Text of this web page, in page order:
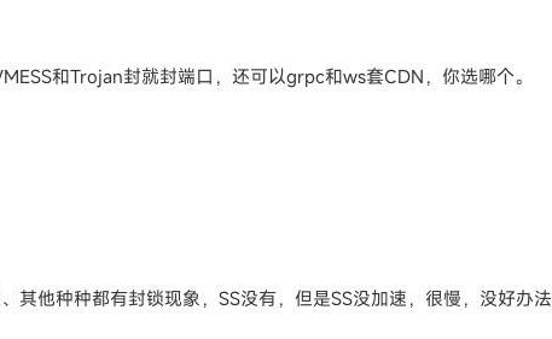
和Trojan封就封端口，还可以grpc和ws套CDN，你选哪个。
其他种种都有封锁现象，SS没有，但是SS没加速，很慢，没好办法